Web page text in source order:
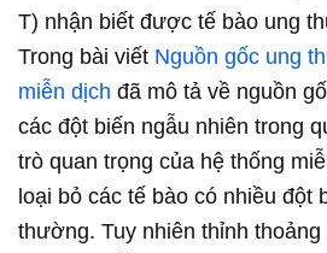
T) nhận biết được tế bào ung
Trong bài viết Nguồn gốc ung
miễn dịch đã mô tả về nguồn
các đột biến ngẫu nhiên trong
trò quan trọng của hệ thống
loại bỏ các tế bào có nhiều đột
thường. Tuy nhiên thỉnh